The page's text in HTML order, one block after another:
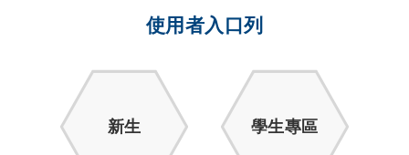
使用者入口列
新生 學生專區